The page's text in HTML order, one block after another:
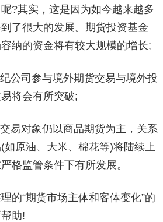
?其实，这是因为如今越来越多
了很大的发展。期货投资基金
纳的资金将有较大规模的增长;
司参与境外期货交易与境外投
将会有所突破;
对象仍以商品期货为主，关系
如原油、大米、棉花等)将陆续上
格监管条件下有所发展。
“期货市场主体和客体变化”的
助!